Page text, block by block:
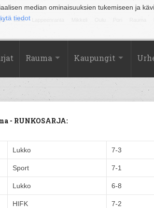
median ominaisuuksien tukemiseen ja
tiedot
Lahti
Rauma Kaupungit
- RUNKOSARJA:
Lukko 7-3
Sport 7-1
Lukko 6-8
HIFK 7-2